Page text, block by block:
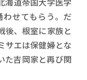
せてもらう。だ
後、根室に家族と
サエは保健婦とな
た吉岡家と再び関